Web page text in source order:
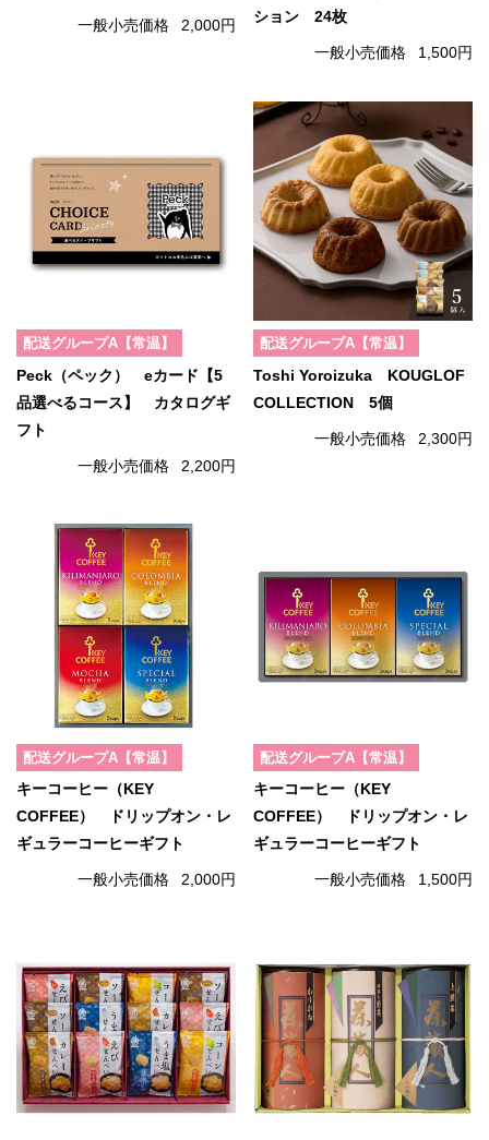
一般小売価格 2,000円
ション 24枚
一般小売価格 1,500円
配送グループA【常温】
Peck（ペック） eカード【5
品選べるコース】 カタログギ
フト
一般小売価格 2,200円
配送グループA【常温】
Toshi Yoroizuka KOUGLOF
COLLECTION 5個
一般小売価格 2,300円
配送グループA【常温】
キーコーヒー（KEY
COFFEE） ドリップオン・レ
ギュラーコーヒーギフト
一般小売価格 2,000円
配送グループA【常温】
キーコーヒー（KEY
COFFEE） ドリップオン・レ
ギュラーコーヒーギフト
一般小売価格 1,500円